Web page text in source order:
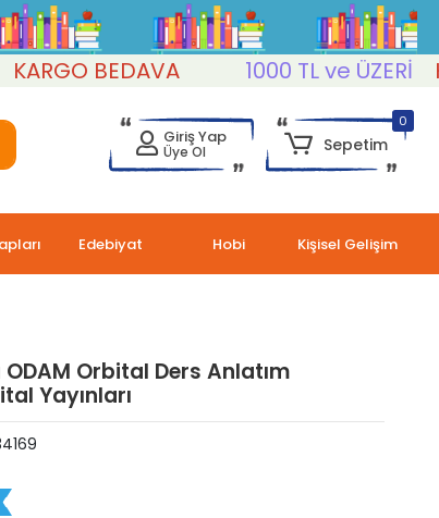
BEDAVA 1000 TL ve ÜZERİ
Giriş Yap
Üye Ol
0
Sepetim
Edebiyat Hobi Kişisel Gelişim
ODAM Orbital Ders Anlatım
Yayınları